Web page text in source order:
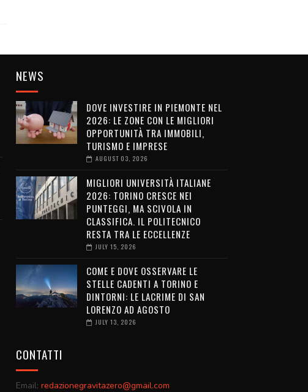
NEWS
DOVE INVESTIRE IN PIEMONTE NEL
2026: LE ZONE CON LE MIGLIORI
OPPORTUNITÀ TRA IMMOBILI,
TURISMO E IMPRESE
AUGUST 03, 2026
MIGLIORI UNIVERSITÀ ITALIANE
2026: TORINO CRESCE NEI
PUNTEGGI, MA SCIVOLA IN
CLASSIFICA. IL POLITECNICO
RESTA TRA LE ECCELLENZE
JULY 15, 2026
COME E DOVE OSSERVARE LE
STELLE CADENTI A TORINO E
DINTORNI: LE LACRIME DI SAN
LORENZO AD AGOSTO
JULY 13, 2026
CONTATTI
Email: redazionegravitazero@gmail.com